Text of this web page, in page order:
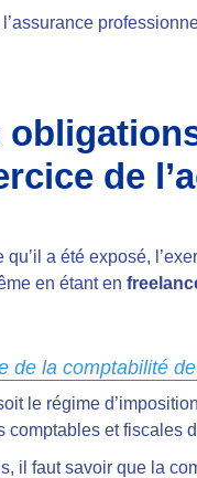
l’assurance
de
qu’il a été exposé,
en étant en
de la comptabilité
le régime
comptables et fiscales
il faut savoir que la